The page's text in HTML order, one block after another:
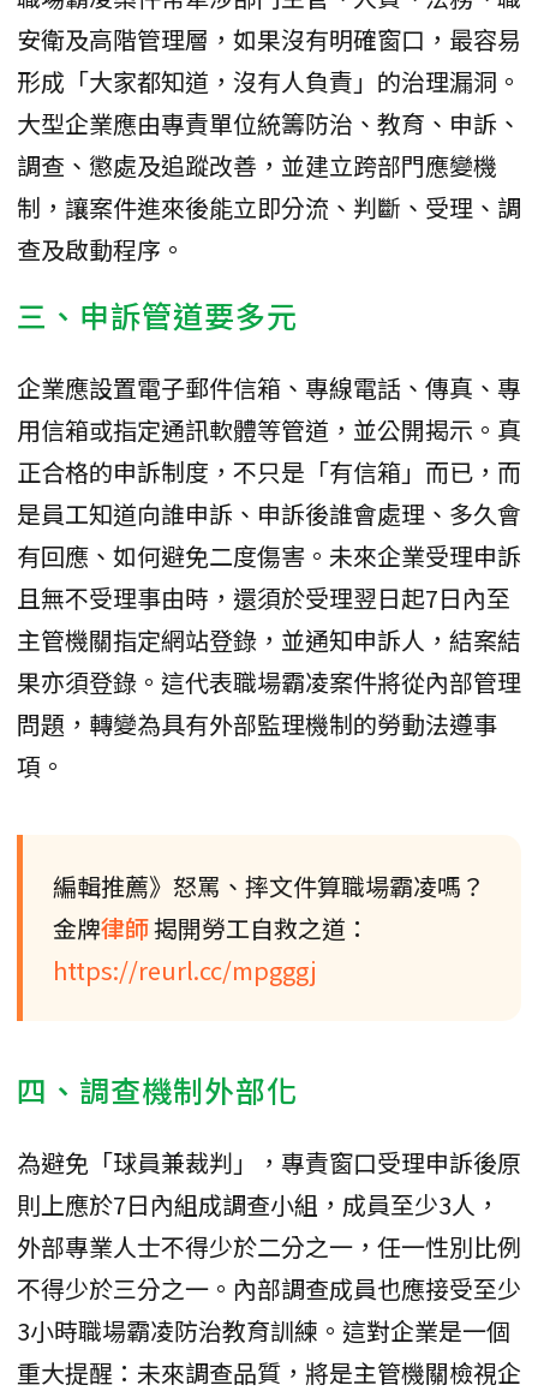
安衛及高階管理層，如果沒有明確窗口，最容易
形成「大家都知道，沒有人負責」的治理漏洞。
大型企業應由專責單位統籌防治、教育、申訴、
調查、懲處及追蹤改善，並建立跨部門應變機
制，讓案件進來後能立即分流、判斷、受理、調
查及啟動程序。
三、申訴管道要多元
企業應設置電子郵件信箱、專線電話、傳真、專
用信箱或指定通訊軟體等管道，並公開揭示。真
正合格的申訴制度，不只是「有信箱」而已，而
是員工知道向誰申訴、申訴後誰會處理、多久會
有回應、如何避免二度傷害。未來企業受理申訴
且無不受理事由時，還須於受理翌日起7日內至
主管機關指定網站登錄，並通知申訴人，結案結
果亦須登錄。這代表職場霸凌案件將從內部管理
問題，轉變為具有外部監理機制的勞動法遵事
項。
編輯推薦》怒罵、摔文件算職場霸凌嗎？
金牌律師揭開勞工自救之道：
https://reurl.cc/mpgggj
四、調查機制外部化
為避免「球員兼裁判」，專責窗口受理申訴後原
則上應於7日內組成調查小組，成員至少3人，
外部專業人士不得少於二分之一，任一性別比例
不得少於三分之一。內部調查成員也應接受至少
3小時職場霸凌防治教育訓練。這對企業是一個
重大提醒：未來調查品質，將是主管機關檢視企